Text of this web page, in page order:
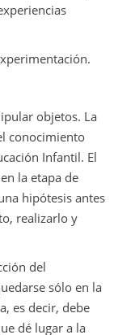
objetos. La
conocimiento
Infantil. El
la etapa de
hipótesis antes
realizarlo y
del
sólo en la
es decir, debe
dé lugar a la